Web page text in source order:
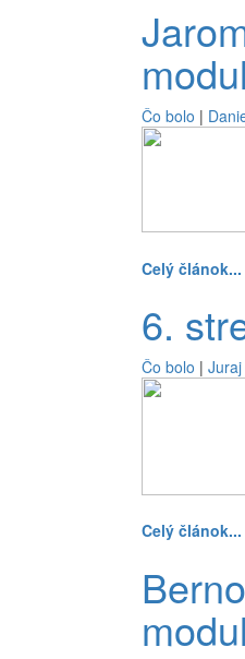
Čo bolo |
Celý článok...
6.
Čo bolo |
Celý článok...